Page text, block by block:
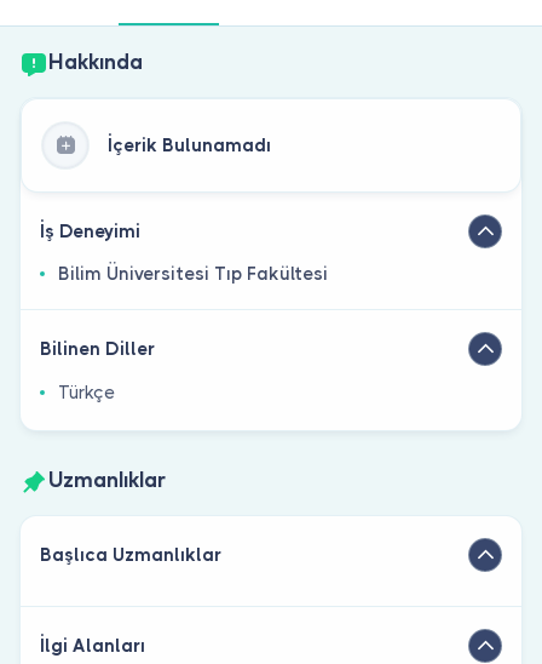
Hakkında
İçerik Bulunamadı
İş Deneyimi
Bilim Üniversitesi Tıp Fakültesi
Bilinen Diller
Türkçe
Uzmanlıklar
Başlıca Uzmanlıklar
İlgi Alanları